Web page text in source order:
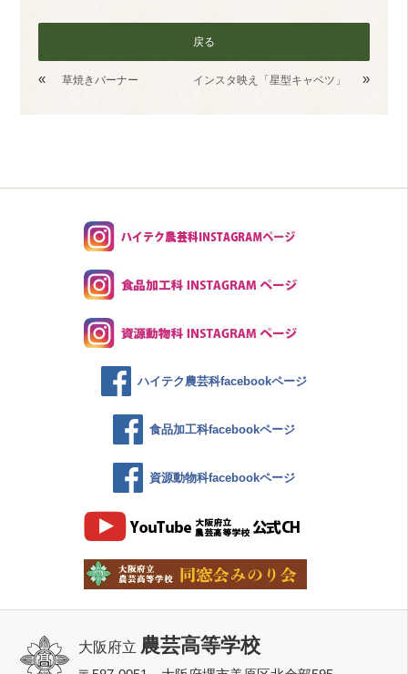
戻る
« 草焼きバーナー インスタ映え「星型キャベツ」 »
ハイテク農芸科facebookページ
食品加工科facebookページ
資源動物科facebookページ
大阪府立 農芸高等学校